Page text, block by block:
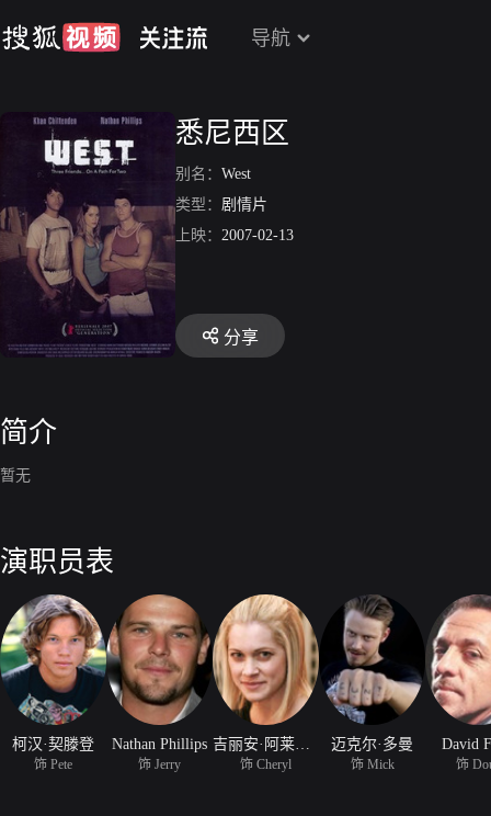
导航
悉尼西区
别名： West
类型： 剧情片
上映： 2007-02-13
分享
简介
暂无
演职员表
柯汉·契滕登
饰 Pete
Nathan Phillips
饰 Jerry 饰 Cheryl
迈克尔·多曼
饰 Mick
David
饰